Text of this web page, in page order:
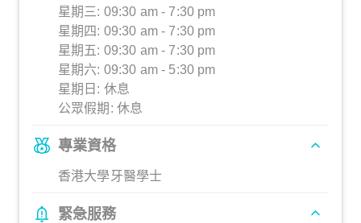
星期三: 09:30 am - 7:30 pm
星期四: 09:30 am - 7:30 pm
星期五: 09:30 am - 7:30 pm
星期六: 09:30 am - 5:30 pm
星期日: 休息
公眾假期: 休息
專業資格
香港大學牙醫學士
緊急服務